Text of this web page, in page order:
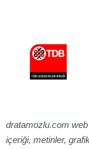
dratamozlu.com
içeriği, metinler,